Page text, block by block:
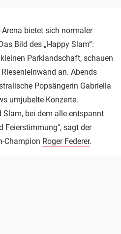
bietet sich normaler
Bild des „Happy Slam“:
Parklandschaft, schauen
an. Abends
Popsängerin Gabriella
umjubelte Konzerte.
Slam, bei dem alle entspannt
Feierstimmung", sagt der
Champion Roger Federer.